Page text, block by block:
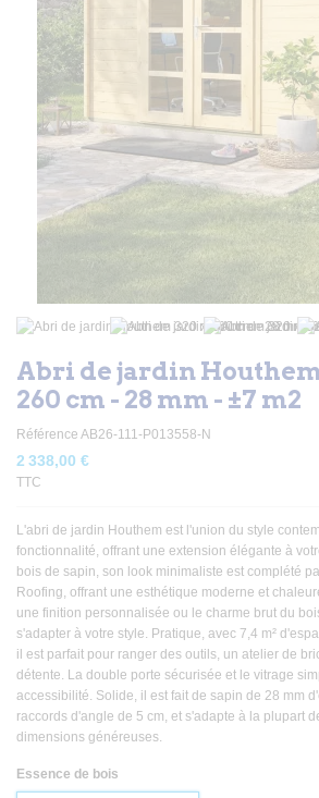
Abri de jardin Houthem
260 cm - 28 mm - ±7 m2
Référence AB26-111-P013558-N
2 338,00 €
TTC
L'abri de jardin Houthem est l'union du style
fonctionnalité, offrant une extension élégante à
bois de sapin, son look minimaliste est complété
Roofing, offrant une esthétique moderne et
une finition personnalisée ou le charme brut du
s'adapter à votre style. Pratique, avec 7,4 m²
il est parfait pour ranger des outils, un atelier de
détente. La double porte sécurisée et le vitrage
accessibilité. Solide, il est fait de sapin de 28 mm
raccords d'angle de 5 cm, et s'adapte à la plupart
dimensions généreuses.
Essence de bois